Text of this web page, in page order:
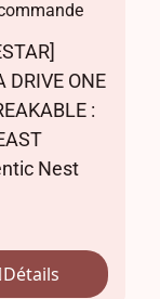
DRIVE ONE
:
Nest
Détails